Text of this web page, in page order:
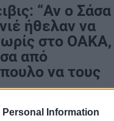
Personal Information
“Αν ο Σάσα
ήθελαν να
στο ΟΑΚΑ,
από
να τους